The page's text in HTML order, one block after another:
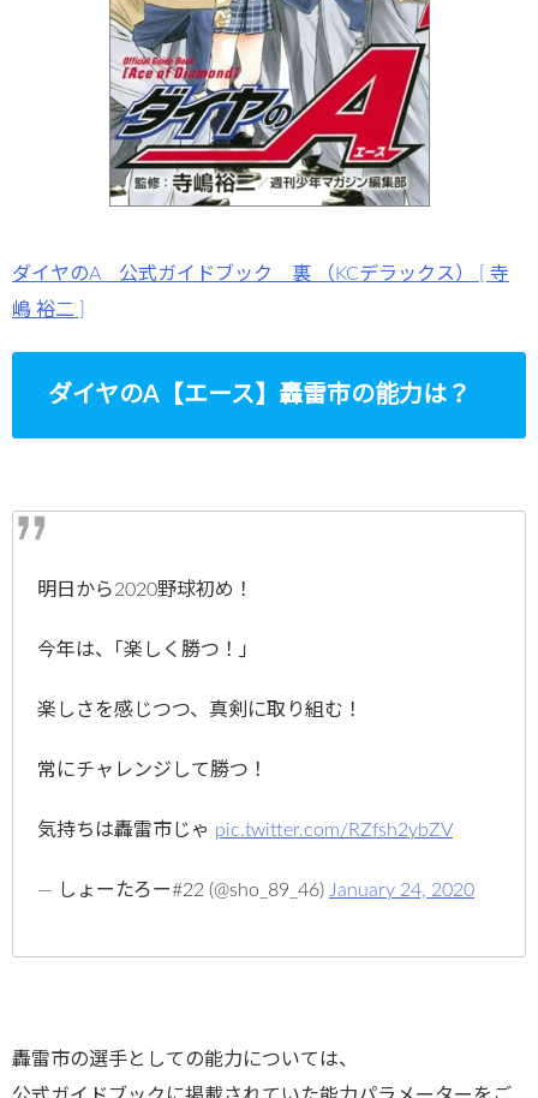
ダイヤのA 公式ガイドブック 裏 （KCデラックス） [ 寺
嶋 裕二 ]
ダイヤのA【エース】轟雷市の能力は？
明日から2020野球初め！
今年は、｢楽しく勝つ！｣
楽しさを感じつつ、真剣に取り組む！
常にチャレンジして勝つ！
気持ちは轟雷市じゃ pic.twitter.com/RZfsh2ybZV
— しょーたろー#22 (@sho_89_46) January 24, 2020
轟雷市の選手としての能力については、